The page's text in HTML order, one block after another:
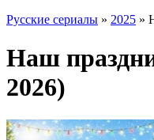
Русские сериалы » 2025 »
Наш
2026)